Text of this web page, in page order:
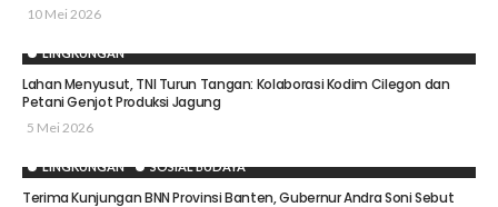
10 Mei 2026
LINGKUNGAN
Lahan Menyusut, TNI Turun Tangan: Kolaborasi Kodim Cilegon dan
Petani Genjot Produksi Jagung
5 Mei 2026
LINGKUNGAN SOSIAL BUDAYA
Terima Kunjungan BNN Provinsi Banten, Gubernur Andra Soni Sebut